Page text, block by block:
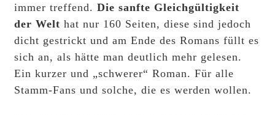
immer treffend. Die sanfte Gleichgültigkeit
der Welt hat nur 160 Seiten, diese sind jedoch
dicht gestrickt und am Ende des Romans füllt es
sich an, als hätte man deutlich mehr gelesen.
Ein kurzer und „schwerer“ Roman. Für alle
Stamm-Fans und solche, die es werden wollen.